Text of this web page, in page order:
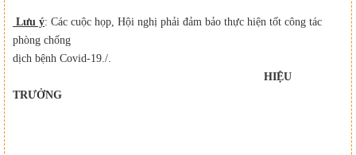
Lưu ý: Các cuộc họp, Hội nghị phải đảm bảo thực hiện tốt công tác
phòng chống
dịch bệnh Covid-19./.
HIỆU
TRƯỞNG